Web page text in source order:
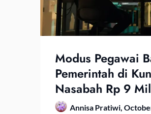
Modus Pegawai
Pemerintah di
Nasabah Rp 9
Annisa Pratiwi,